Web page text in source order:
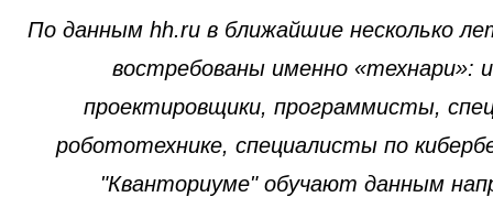
По данным hh.ru в ближайшие несколько
востребованы именно «технари»:
проектировщики, программисты,
робототехнике, специалисты по
"Кванториуме" обучают данным